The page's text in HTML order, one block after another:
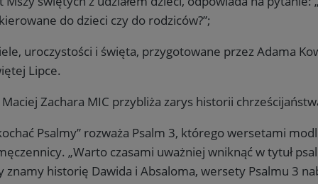
do dzieci czy do rodziców?”;
uroczystości i święta, przygotowane przez Adama
Lipce.
Zachara MIC przybliża zarys historii
Psalmy” rozważa Psalm 3, którego wersetami
„Warto czasami uważniej wniknąć w tytuł
znamy historię Dawida i Absaloma, wersety Psalmu 3